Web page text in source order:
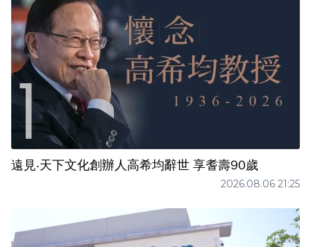
遠見‧天下文化創辦人高希均辭世 享耆壽90歲
2026.08.06 21:25